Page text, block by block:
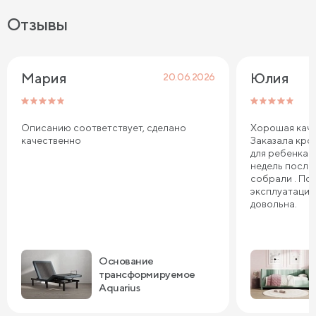
Отзывы
Мария 20.06.2026
Описанию соответствует, сделано
качественно
Основание
трансформируемое
Aquarius
Юлия
Хорошая
Заказала
для ребенка.
недель
собрали .
довольна.